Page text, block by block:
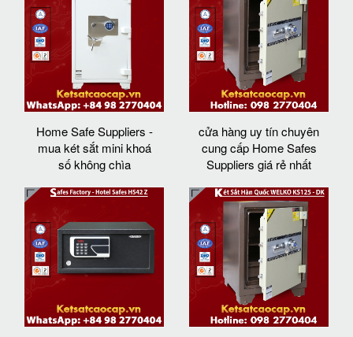
Home Safe Suppliers -
mua két sắt mini khoá
số không chìa
cửa hàng uy tín chuyên
cung cấp Home Safes
Suppliers giá rẻ nhất